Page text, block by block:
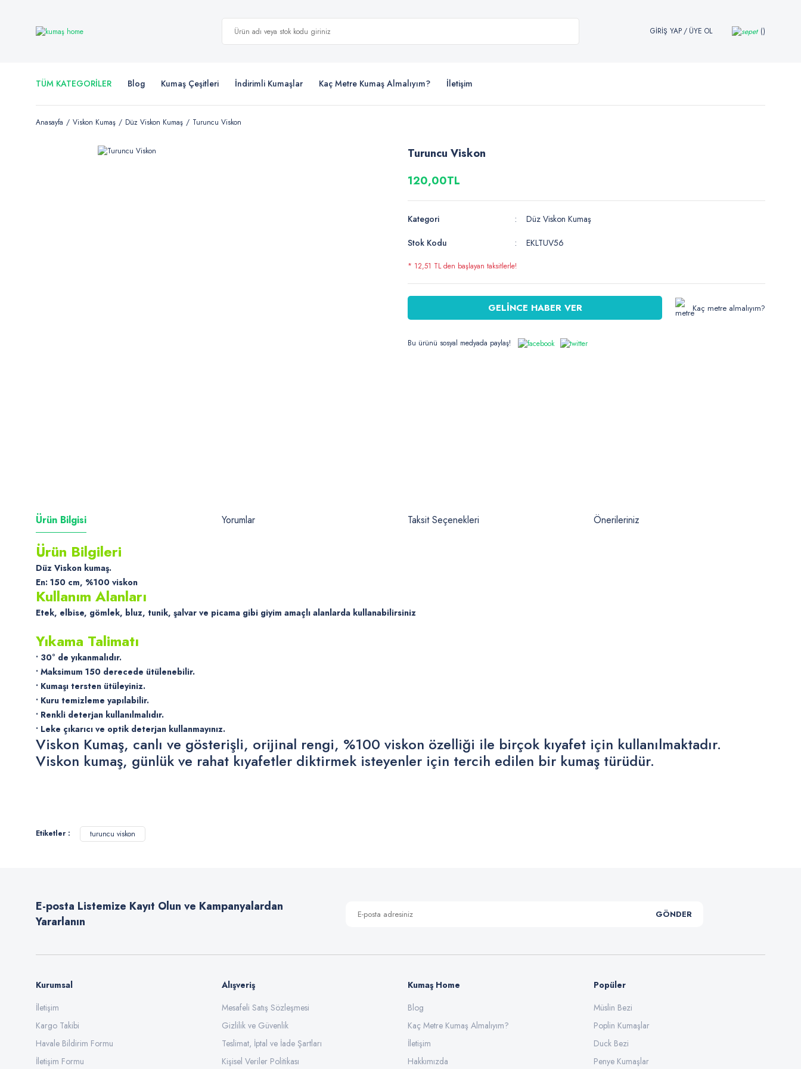
GİRİŞ YAP/ ÜYE OL
TÜM KATEGORİLER Blog Kumaş Çeşitleri İndirimli Kumaşlar Kaç Metre Kumaş Almalıyım? İletişim
Anasayfa Viskon Kumaş Düz Viskon Kumaş Turuncu Viskon
Turuncu Viskon
120,00TL
Kategori
Düz Viskon Kumaş
Stok Kodu
EKLTUV56
* 12,51 TL den başlayan taksitlerle!
GELİNCE HABER VER Kaç metre almalıyım?
Bu ürünü sosyal medyada paylaş!
Ürün Bilgisi Yorumlar Taksit Seçenekleri Önerileriniz
Ürün Bilgileri
Düz Viskon kumaş.
En: 150 cm, %100 viskon
Kullanım Alanları
Etek, elbise, gömlek, bluz, tunik, şalvar ve picama gibi giyim amaçlı alanlarda kullanabilirsiniz
Yıkama Talimatı
• 30° de yıkanmalıdır.
• Maksimum 150 derecede ütülenebilir.
• Kumaşı tersten ütüleyiniz.
• Kuru temizleme yapılabilir.
• Renkli deterjan kullanılmalıdır.
• Leke çıkarıcı ve optik deterjan kullanmayınız.
Viskon Kumaş, canlı ve gösterişli, orijinal rengi, %100 viskon özelliği ile birçok kıyafet için kullanılmaktadır.
Viskon kumaş, günlük ve rahat kıyafetler diktirmek isteyenler için tercih edilen bir kumaş türüdür.
Ürün resmi kalitesiz, bozuk veya görüntülenemiyor.
Ürün fiyatı diğer sitelerden daha pahalı.
Bu ürüne benzer farklı alternatifler olmalı.
Gönder
Etiketler : turuncu viskon
E-posta Listemize Kayıt Olun ve Kampanyalardan
Yararlanın
GÖNDER
Kurumsal
İletişim
Kargo Takibi
Havale Bildirim Formu
İletişim Formu
Alışveriş
Mesafeli Satış Sözleşmesi
Gizlilik ve Güvenlik
Teslimat, İptal ve İade Şartları
Kişisel Veriler Politikası
Kumaş Home
Blog
Kaç Metre Kumaş Almalıyım?
İletişim
Hakkımızda
Popüler
Müslin Bezi
Poplin Kumaşlar
Duck Bezi
Penye Kumaşlar